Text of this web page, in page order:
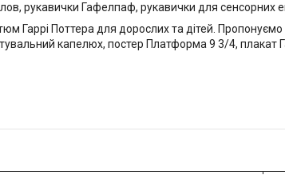
рукавички Гафелпаф, рукавички для сенсорних
Гаррі Поттера для дорослих та дітей.
капелюх, постер Платформа 9 3/4, плакат